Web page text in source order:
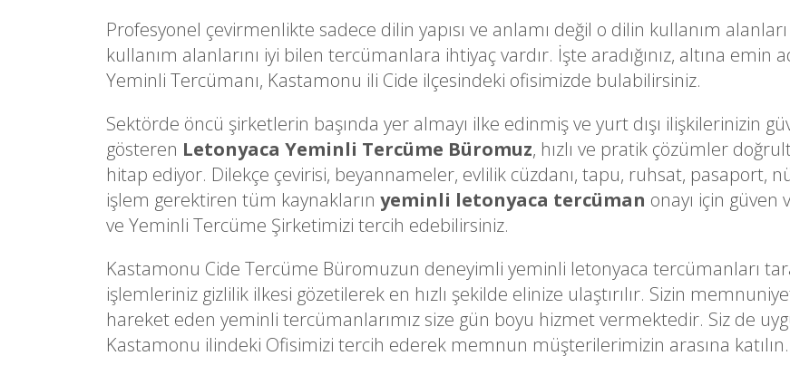
Profesyonel çevirmenlikte sadece dilin yapısı ve anlamı değil o dilin kullanım
kullanım alanlarını iyi bilen tercümanlara ihtiyaç vardır. İşte aradığınız, altına emin
Yeminli Tercümanı, Kastamonu ili Cide ilçesindeki ofisimizde bulabilirsiniz.
Sektörde öncü şirketlerin başında yer almayı ilke edinmiş ve yurt dışı ilişkilerinizin
gösteren Letonyaca Yeminli Tercüme Büromuz, hızlı ve pratik çözümler
hitap ediyor. Dilekçe çevirisi, beyannameler, evlilik cüzdanı, tapu, ruhsat, pasaport,
işlem gerektiren tüm kaynakların yeminli letonyaca tercüman onayı için güven
ve Yeminli Tercüme Şirketimizi tercih edebilirsiniz.
Kastamonu Cide Tercüme Büromuzun deneyimli yeminli letonyaca tercümanları
işlemleriniz gizlilik ilkesi gözetilerek en hızlı şekilde elinize ulaştırılır. Sizin
hareket eden yeminli tercümanlarımız size gün boyu hizmet vermektedir. Siz de
Kastamonu ilindeki Ofisimizi tercih ederek memnun müşterilerimizin arasına katılın.